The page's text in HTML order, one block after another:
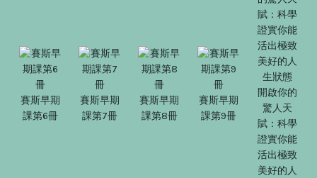
賽斯早期
課第6冊
賽斯早期
課第7冊
賽斯早期
課第8冊
賽斯早期
課第9冊
開啟你的
驚人天
賦：科學
證實你能
活出極致
美好的人